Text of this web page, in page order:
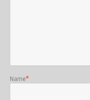
Name*